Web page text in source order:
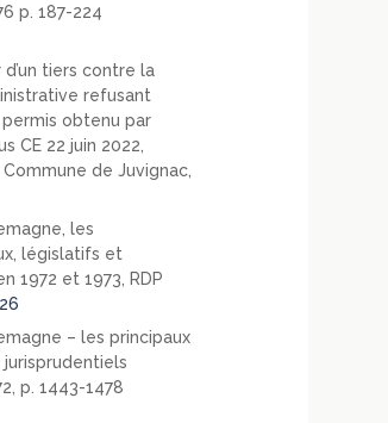
p. 187-224
tiers contre la
refusant
obtenu par
CE 22 juin 2022,
de Juvignac,
les
législatifs et
1972 et 1973, RDP
– les principaux
p. 1443-1478